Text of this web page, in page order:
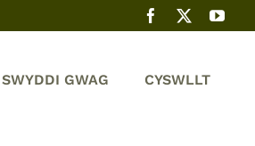
SWYDDI GWAG CYSWLLT